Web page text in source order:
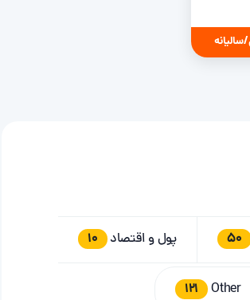
50 پول و اقتصاد 10
Other
121